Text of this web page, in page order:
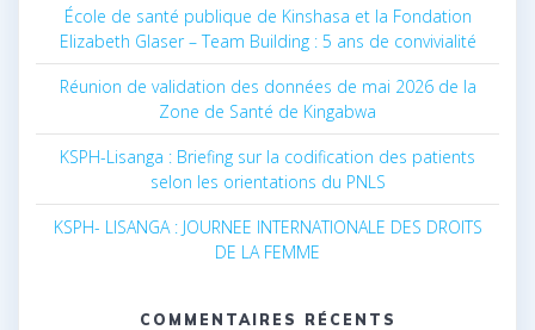
École de santé publique de Kinshasa et la Fondation
Elizabeth Glaser – Team Building : 5 ans de convivialité
Réunion de validation des données de mai 2026 de la
Zone de Santé de Kingabwa
KSPH-Lisanga : Briefing sur la codification des patients
selon les orientations du PNLS
KSPH- LISANGA : JOURNEE INTERNATIONALE DES DROITS
DE LA FEMME
COMMENTAIRES RÉCENTS